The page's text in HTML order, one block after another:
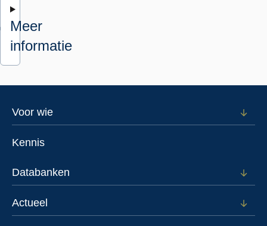
Meer
informatie
Footer
Voor wie
Open
Kennis
Databanken
Open
voor
Actueel
Open